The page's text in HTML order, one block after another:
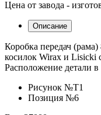
Коробка передач (рама)
косилок Wirax и Lisicki
Рисунок №Т1